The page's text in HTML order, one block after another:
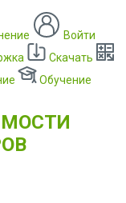
Войти
Скачать
Обучение